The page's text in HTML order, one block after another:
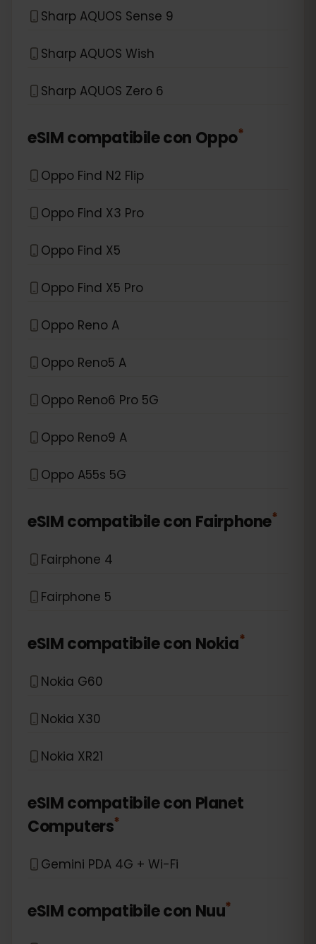
Sharp AQUOS Sense 9
Sharp AQUOS Wish
Sharp AQUOS Zero 6
eSIM compatibile con Oppo*
Oppo Find N2 Flip
Oppo Find X3 Pro
Oppo Find X5
Oppo Find X5 Pro
Oppo Reno A
Oppo Reno5 A
Oppo Reno6 Pro 5G
Oppo Reno9 A
Oppo A55s 5G
eSIM compatibile con Fairphone*
Fairphone 4
Fairphone 5
eSIM compatibile con Nokia*
Nokia G60
Nokia X30
Nokia XR21
eSIM compatibile con Planet
Computers*
Gemini PDA 4G + Wi-Fi
eSIM compatibile con Nuu*